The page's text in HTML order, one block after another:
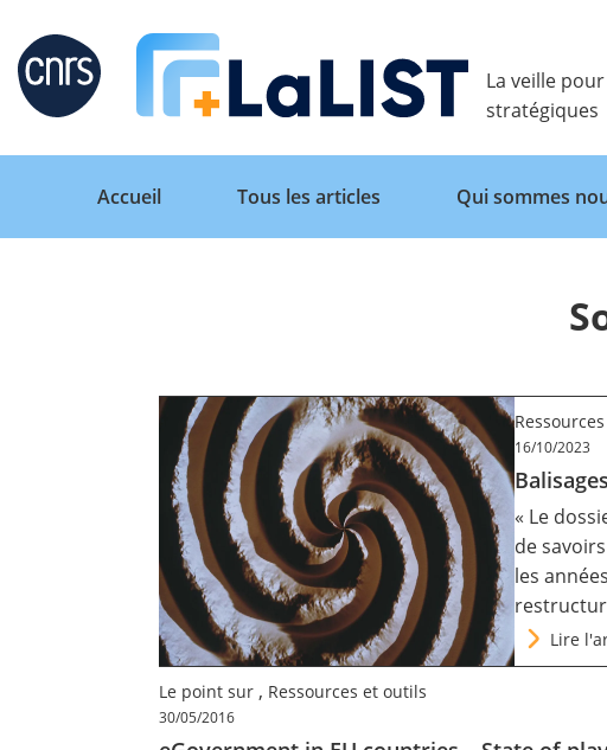
Retour
Tous les articles
Qui sommes nous ?
La veille
stratégiques
Accueil Tous les articles Qui sommes
16/10/2023
« Le
de
les
Lire
Le point sur , Ressources et outils
30/05/2016